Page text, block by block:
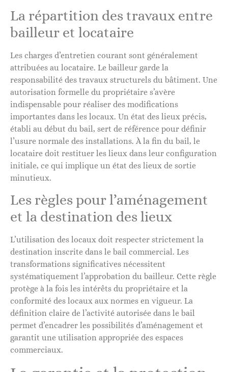
La répartition des travaux entre
bailleur et locataire
Les charges d’entretien courant sont généralement
attribuées au locataire. Le bailleur garde la
responsabilité des travaux structurels du bâtiment. Une
autorisation formelle du propriétaire s’avère
indispensable pour réaliser des modifications
importantes dans les locaux. Un état des lieux précis,
établi au début du bail, sert de référence pour définir
l’usure normale des installations. À la fin du bail, le
locataire doit restituer les lieux dans leur configuration
initiale, ce qui implique un état des lieux de sortie
minutieux.
Les règles pour l’aménagement
et la destination des lieux
L’utilisation des locaux doit respecter strictement la
destination inscrite dans le bail commercial. Les
transformations significatives nécessitent
systématiquement l’approbation du bailleur. Cette règle
protège à la fois les intérêts du propriétaire et la
conformité des locaux aux normes en vigueur. La
définition claire de l’activité autorisée dans le bail
permet d’encadrer les possibilités d’aménagement et
garantit une utilisation appropriée des espaces
commerciaux.